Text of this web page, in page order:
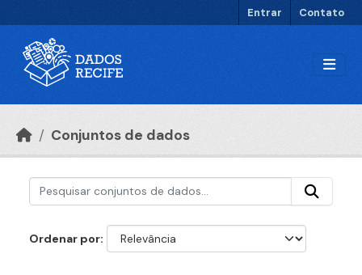
Entrar Contato
Conjuntos de dados
Ordenar por